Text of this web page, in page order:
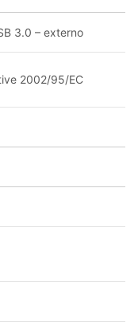
3.0 – externo
2002/95/EC